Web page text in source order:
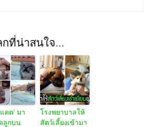
กที่น่าสนใจ...
คต’ มา
ลูกบน
โรงพยาบาลให้
สัตว์เลี้ยงเข้ามา